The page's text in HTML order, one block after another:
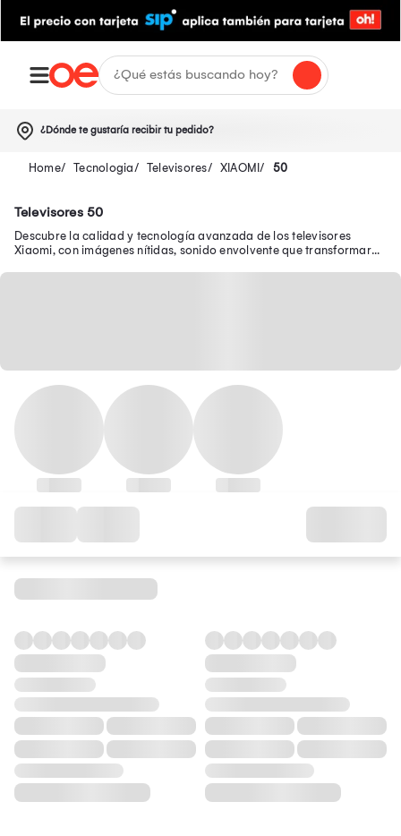
¿Dónde te gustaría recibir tu pedido?
Tecnologia Televisores XIAOMI 50
Televisores 50
Descubre la calidad y tecnología avanzada de los televisores
Xiaomi, con imágenes nítidas, sonido envolvente que transformarán